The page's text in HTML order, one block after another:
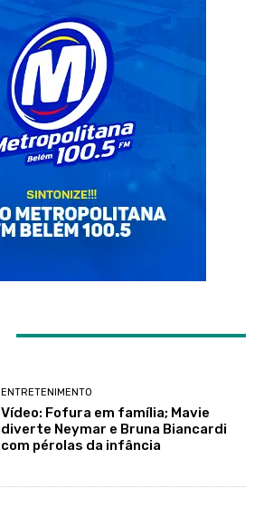
ENTRETENIMENTO
Vídeo: Fofura em família; Mavie
diverte Neymar e Bruna Biancardi
com pérolas da infância